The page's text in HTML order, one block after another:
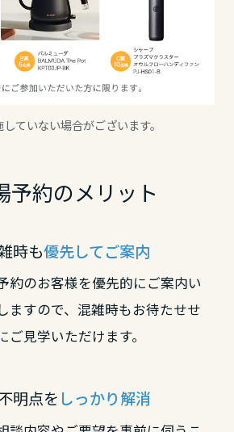
ていない場合がございます。
予約のメリット
時も優先してご案内
約のお客様を優先的にご案内い
ますので、混雑時もお待たせせ
ご見学いただけます。
明点を しっかり解消